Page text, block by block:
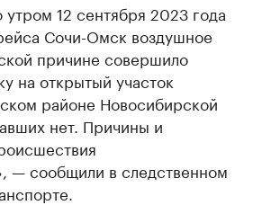
утром 12 сентября 2023 года
Сочи-Омск воздушное
причине совершило
на открытый участок
районе Новосибирской
нет. Причины и
— сообщили в следственном